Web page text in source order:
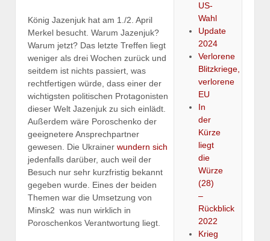
König Jazenjuk hat am 1./2. April
Merkel besucht. Warum Jazenjuk?
Warum jetzt? Das letzte Treffen liegt
weniger als drei Wochen zurück und
seitdem ist nichts passiert, was
rechtfertigen würde, dass einer der
wichtigsten politischen Protagonisten
dieser Welt Jazenjuk zu sich einlädt.
Außerdem wäre Poroschenko der
geeignetere Ansprechpartner
gewesen. Die Ukrainer wundern sich
jedenfalls darüber, auch weil der
Besuch nur sehr kurzfristig bekannt
gegeben wurde. Eines der beiden
Themen war die Umsetzung von
Minsk2  was nun wirklich in
Poroschenkos Verantwortung liegt.
US-
Wahl
Update
2024
Verlorene
Blitzkriege,
verlorene
EU
In
der
Kürze
liegt
die
Würze
(28)
–
Rückblick
2022
Krieg